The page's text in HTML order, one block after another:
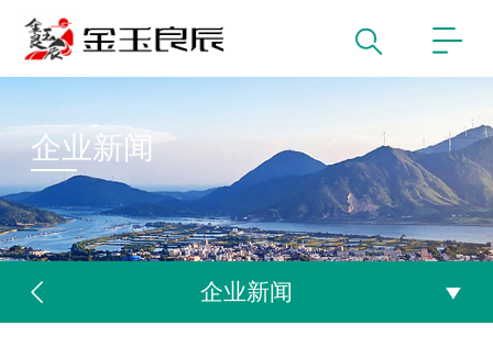
企业新闻
企业新闻